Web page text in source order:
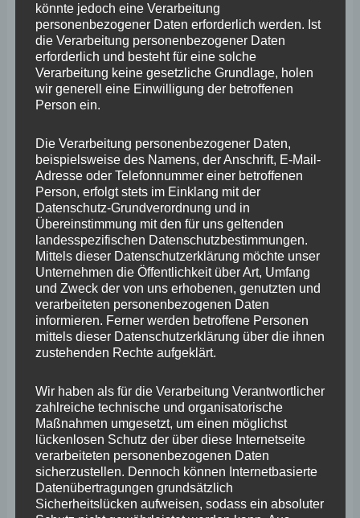
August 2025
Juli 2025
Juni 2025
Mai 2025
März 2025
Februar 2025
Januar 2025
Dezember 2024
November 2024
Oktober 2024
September 2024
August 2024
Juli 2024
Juni 2024
Mai 2024
April 2024
März 2024
könnte jedoch eine Verarbeitung
personenbezogener Daten erforderlich werden. Ist
die Verarbeitung personenbezogener Daten
erforderlich und besteht für eine solche
Verarbeitung keine gesetzliche Grundlage, holen
wir generell eine Einwilligung der betroffenen
Person ein.
Die Verarbeitung personenbezogener Daten,
beispielsweise des Namens, der Anschrift, E-Mail-
Adresse oder Telefonnummer einer betroffenen
Person, erfolgt stets im Einklang mit der
Datenschutz-Grundverordnung und in
Übereinstimmung mit den für uns geltenden
landesspezifischen Datenschutzbestimmungen.
Mittels dieser Datenschutzerklärung möchte unser
Unternehmen die Öffentlichkeit über Art, Umfang
und Zweck der von uns erhobenen, genutzten und
verarbeiteten personenbezogenen Daten
informieren. Ferner werden betroffene Personen
mittels dieser Datenschutzerklärung über die ihnen
zustehenden Rechte aufgeklärt.
Wir haben als für die Verarbeitung Verantwortlicher
zahlreiche technische und organisatorische
Maßnahmen umgesetzt, um einen möglichst
lückenlosen Schutz der über diese Internetseite
verarbeiteten personenbezogenen Daten
sicherzustellen. Dennoch können Internetbasierte
Datenübertragungen grundsätzlich
Sicherheitslücken aufweisen, sodass ein absoluter